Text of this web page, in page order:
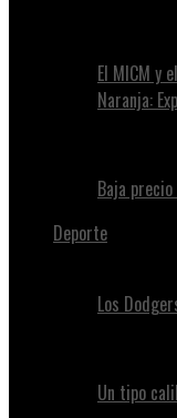
El MICM y
Naranja:
Baja
Deporte
Los
Un tipo